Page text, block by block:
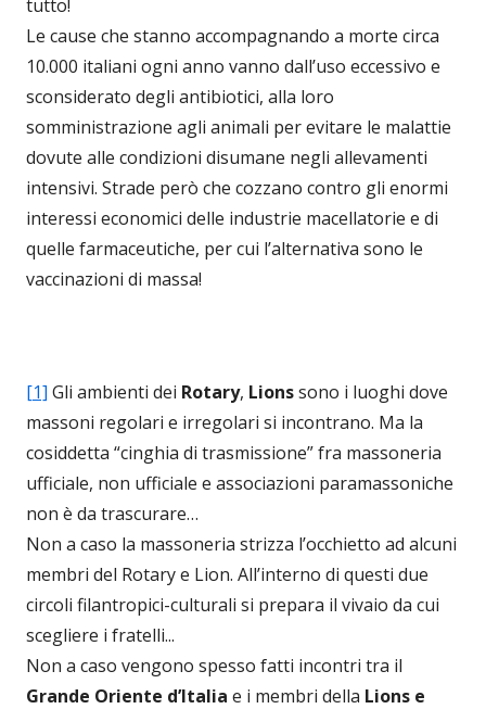
tutto!
Le cause che stanno accompagnando a morte circa
10.000 italiani ogni anno vanno dall’uso eccessivo e
sconsiderato degli antibiotici, alla loro
somministrazione agli animali per evitare le malattie
dovute alle condizioni disumane negli allevamenti
intensivi. Strade però che cozzano contro gli enormi
interessi economici delle industrie macellatorie e di
quelle farmaceutiche, per cui l’alternativa sono le
vaccinazioni di massa!
[1] Gli ambienti dei Rotary, Lionssono i luoghi dove
massoni regolari e irregolari si incontrano. Ma la
cosiddetta “cinghia di trasmissione” fra massoneria
ufficiale, non ufficiale e associazioni paramassoniche
non è da trascurare…
Non a caso la massoneria strizza l’occhietto ad alcuni
membri del Rotary e Lion. All’interno di questi due
circoli filantropici-culturali si prepara il vivaio da cui
scegliere i fratelli...
Non a caso vengono spesso fatti incontri tra il
Grande Oriente d’Italia e i membri della Lions e